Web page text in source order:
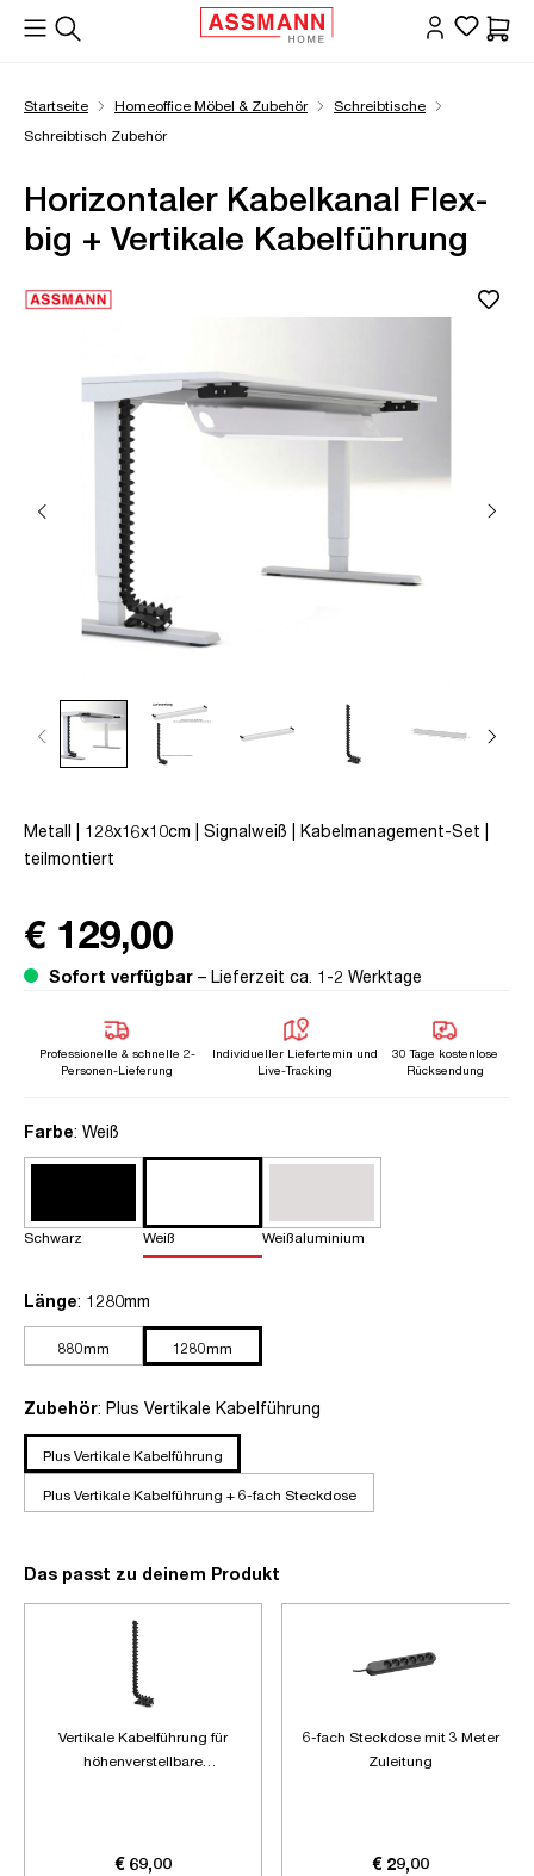
springen
Startseite Homeoffice Möbel & Zubehör
Schreibtische
Schreibtisch Zubehör
Horizontaler Kabelkanal Flex-
big + Vertikale Kabelführung
Metall | 128x16x10cm | Signalweiß | Kabelmanagement-Set |
teilmontiert
€ 129,00
Sofort verfügbar – Lieferzeit ca. 1-2 Werktage
Professionelle & schnelle 2-
Personen-Lieferung
Individueller Liefertemin und
Live-Tracking
30 Tage kostenlose
Rücksendung
Farbeauswählen
: Weiß
Schwarz Weiß Weißaluminium
Längeauswählen
: 1280mm
880mm 1280mm
Zubehörauswählen
: Plus Vertikale Kabelführung
Plus Vertikale Kabelführung
Plus Vertikale Kabelführung + 6-fach Steckdose
Das passt zu deinem Produkt
Vertikale Kabelführung für
höhenverstellbare
€ 69,00
6-fach Steckdose mit 3 Meter
Zuleitung
€ 29,00